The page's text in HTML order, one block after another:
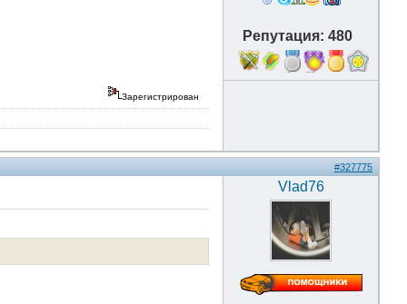
Репутация: 480
18
Зарегистрирован
#327775
Vlad76